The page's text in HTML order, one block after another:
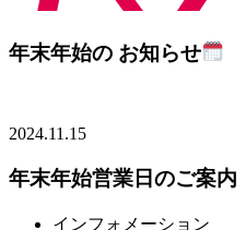
年末年始の お知らせ
2024.11.15
年末年始営業日のご案内
インフォメーション